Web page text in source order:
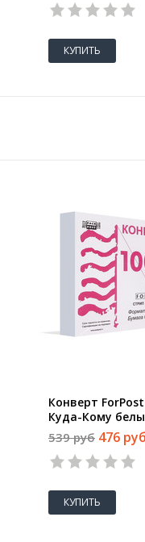
КУПИТЬ
Конверт
Куда-Кому
внутренней
штук в упаковке)
539 руб 476 руб
КУПИТЬ
1 2 3 4